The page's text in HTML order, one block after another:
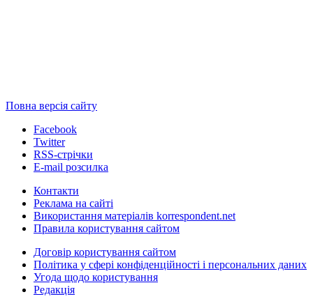
Повна версія сайту
Facebook
Twitter
RSS-стрічки
E-mail розсилка
Контакти
Реклама на сайті
Використання матеріалів korrespondent.net
Правила користування сайтом
Договір користування сайтом
Політика у сфері конфіденційності і персональних даних
Угода щодо користування
Редакція